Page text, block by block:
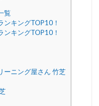
覧
ンキングTOP10！
ンキングTOP10！
ーニング屋さん 竹芝